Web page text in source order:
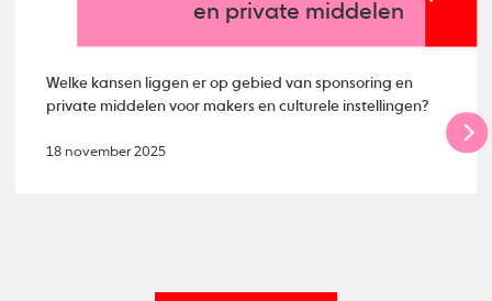
en private middelen
Welke kansen liggen er op gebied van sponsoring en
private middelen voor makers en culturele instellingen?
18 november 2025